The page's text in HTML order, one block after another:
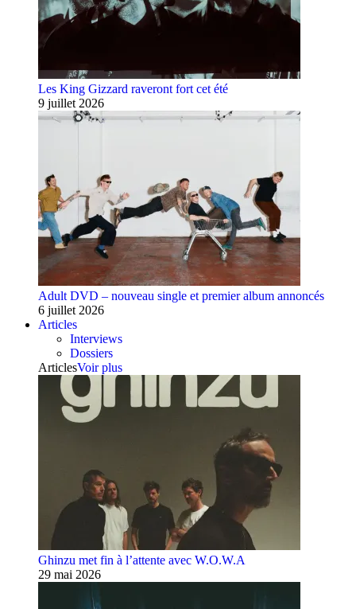
Les King Gizzard raveront fort cet été
9 juillet 2026
Adult DVD – nouveau single et premier album annoncés
6 juillet 2026
Articles
Interviews
Dossiers
ArticlesVoir plus
Ghinzu met fin à l’attente avec W.O.W.A
29 mai 2026